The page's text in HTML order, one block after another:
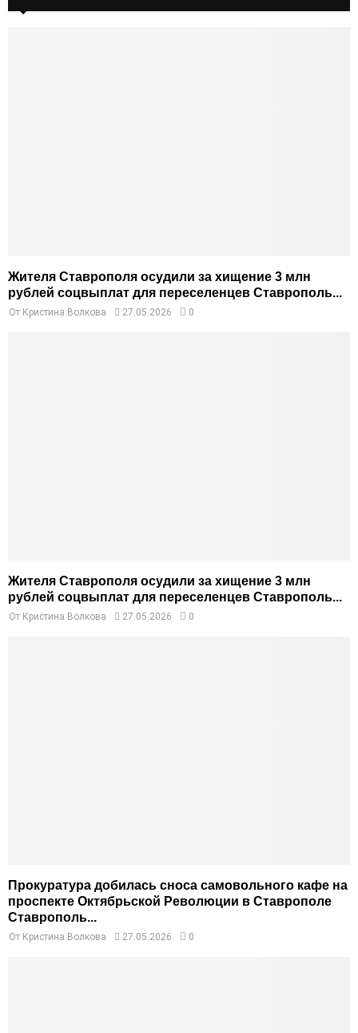
Жителя Ставрополя осудили за хищение 3 млн
рублей соцвыплат для переселенцев Ставрополь...
От Кристина Волкова 27.05.2026 0
Жителя Ставрополя осудили за хищение 3 млн
рублей соцвыплат для переселенцев Ставрополь...
От Кристина Волкова 27.05.2026 0
Прокуратура добилась сноса самовольного кафе на
проспекте Октябрьской Революции в Ставрополе
Ставрополь...
От Кристина Волкова 27.05.2026 0